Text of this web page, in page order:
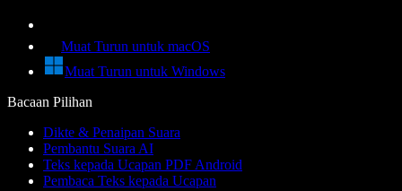
Muat Turun untuk macOS
Muat Turun untuk Windows
Bacaan Pilihan
Dikte & Penaipan Suara
Pembantu Suara AI
Teks kepada Ucapan PDF Android
Pembaca Teks kepada Ucapan